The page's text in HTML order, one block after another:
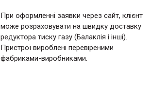
При оформленні заявки через сайт, клієнт
може розраховувати на швидку доставку
редуктора тиску газу (Балаклія і інші).
Пристрої вироблені перевіреними
фабриками-виробниками.